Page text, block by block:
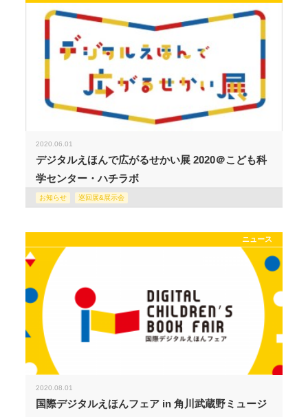
2020.06.01
デジタルえほんで広がるせかい展 2020＠こども科
学センター・ハチラボ
お知らせ 巡回展&展示会
ニュース
2020.08.01
国際デジタルえほんフェア in 角川武蔵野ミュージ